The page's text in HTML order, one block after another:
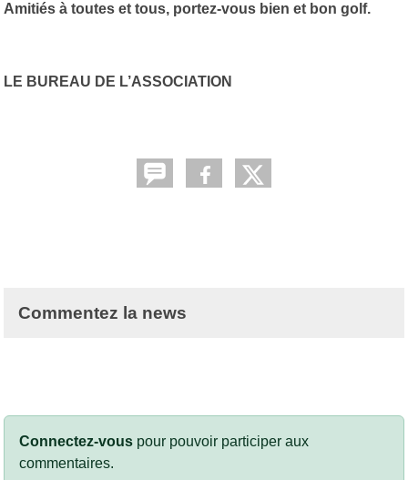
Amitiés à toutes et tous, portez-vous bien et bon golf.
LE BUREAU DE L’ASSOCIATION
Commentez la news
Connectez-vous pour pouvoir participer aux
commentaires.